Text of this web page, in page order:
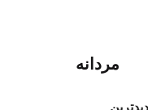
ولی قیمتهای
دادیم !!!
مردانه